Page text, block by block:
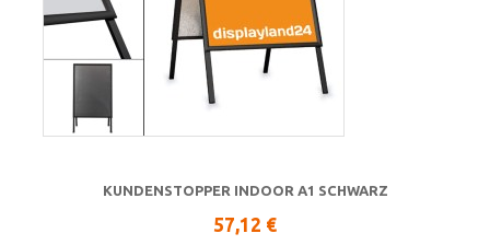
KUNDENSTOPPER INDOOR A1 SCHWARZ
57,12 €